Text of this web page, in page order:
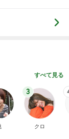
すべて見る
3
クロ